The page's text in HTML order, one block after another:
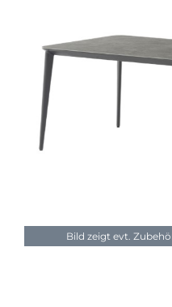
Bild zeigt evt.